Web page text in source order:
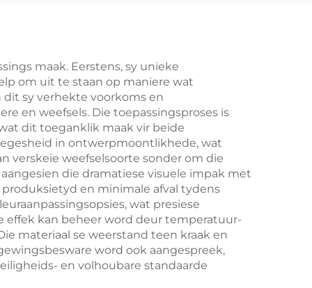
maak. Eerstens, sy unieke
om uit te staan op maniere wat
sy verhekte voorkoms en
en weefsels. Die toepassingsproses is
dit toeganklik maak vir beide
in ontwerpmoontlikhede, wat
verskeie weefselsoorte sonder om die
die dramatiese visuele impak met
en minimale afval tydens
wat presiese
kan beheer word deur temperatuur-
materiaal se weerstand teen kraak en
word ook aangespreek,
en volhoubare standaarde